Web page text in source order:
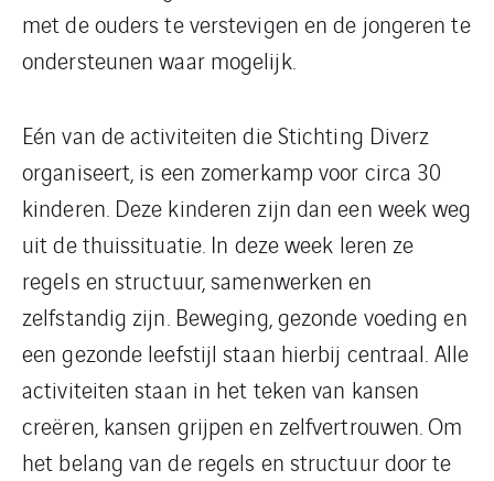
met de ouders te verstevigen en de jongeren te
ondersteunen waar mogelijk.
Eén van de activiteiten die Stichting Diverz
organiseert, is een zomerkamp voor circa 30
kinderen. Deze kinderen zijn dan een week weg
uit de thuissituatie. In deze week leren ze
regels en structuur, samenwerken en
zelfstandig zijn. Beweging, gezonde voeding en
een gezonde leefstijl staan hierbij centraal. Alle
activiteiten staan in het teken van kansen
creëren, kansen grijpen en zelfvertrouwen. Om
het belang van de regels en structuur door te